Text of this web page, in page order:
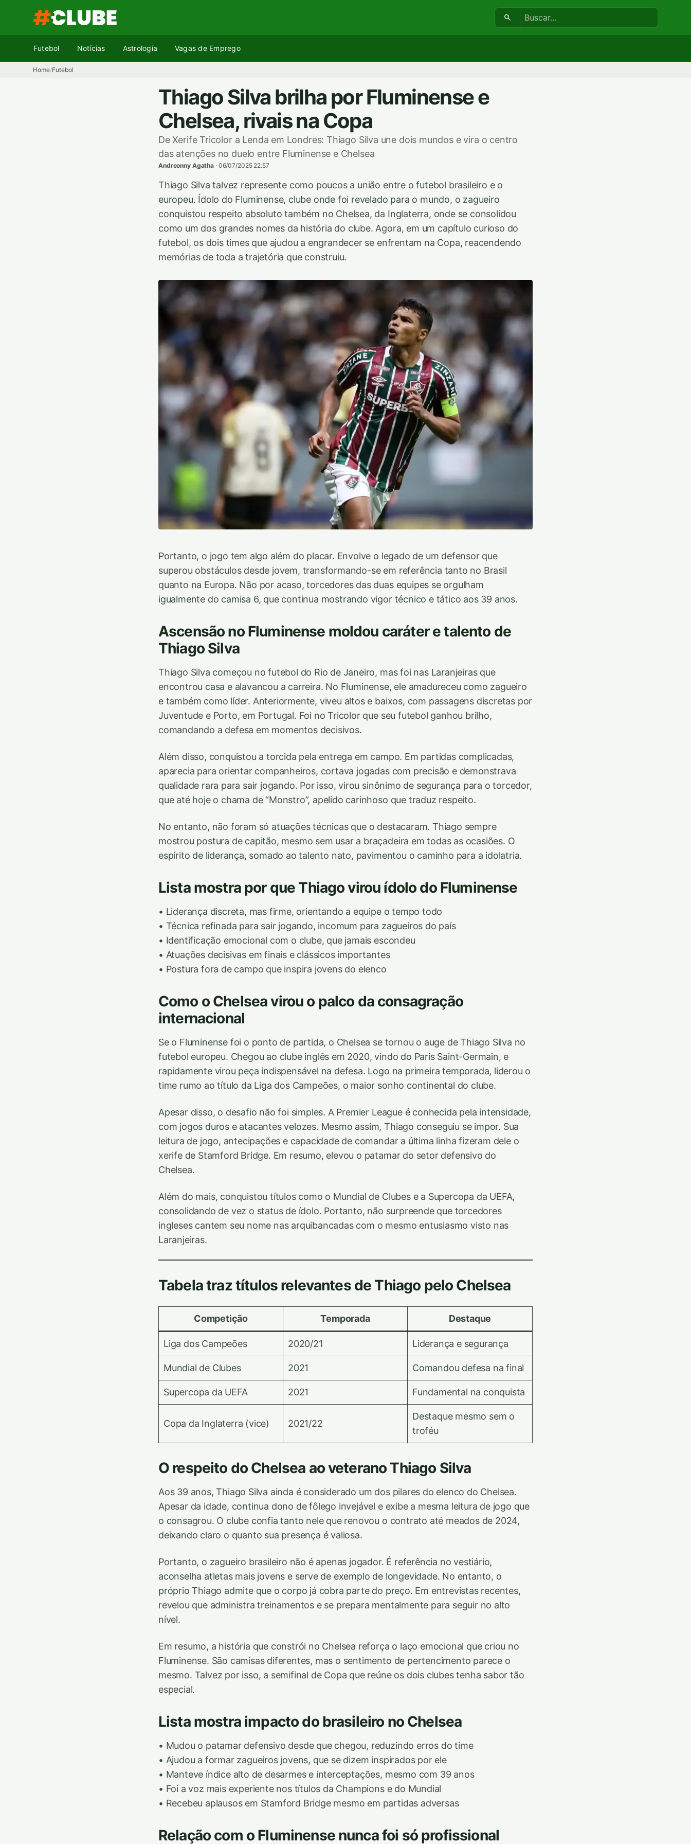
conteúdo
Buscar:
Futebol Notícias Astrologia Vagas de Emprego
Home/Futebol
Thiago Silva brilha por Fluminense e
Chelsea, rivais na Copa
De Xerife Tricolor a Lenda em Londres: Thiago Silva une dois mundos e vira o centro
das atenções no duelo entre Fluminense e Chelsea
Andreonny Agatha · 06/07/2025 22:57
Thiago Silva talvez represente como poucos a união entre o futebol brasileiro e o
europeu. Ídolo do Fluminense, clube onde foi revelado para o mundo, o zagueiro
conquistou respeito absoluto também no Chelsea, da Inglaterra, onde se consolidou
como um dos grandes nomes da história do clube. Agora, em um capítulo curioso do
futebol, os dois times que ajudou a engrandecer se enfrentam na Copa, reacendendo
memórias de toda a trajetória que construiu.
Portanto, o jogo tem algo além do placar. Envolve o legado de um defensor que
superou obstáculos desde jovem, transformando-se em referência tanto no Brasil
quanto na Europa. Não por acaso, torcedores das duas equipes se orgulham
igualmente do camisa 6, que continua mostrando vigor técnico e tático aos 39 anos.
Ascensão no Fluminense moldou caráter e talento de
Thiago Silva
Thiago Silva começou no futebol do Rio de Janeiro, mas foi nas Laranjeiras que
encontrou casa e alavancou a carreira. No Fluminense, ele amadureceu como zagueiro
e também como líder. Anteriormente, viveu altos e baixos, com passagens discretas por
Juventude e Porto, em Portugal. Foi no Tricolor que seu futebol ganhou brilho,
comandando a defesa em momentos decisivos.
Além disso, conquistou a torcida pela entrega em campo. Em partidas complicadas,
aparecia para orientar companheiros, cortava jogadas com precisão e demonstrava
qualidade rara para sair jogando. Por isso, virou sinônimo de segurança para o torcedor,
que até hoje o chama de “Monstro”, apelido carinhoso que traduz respeito.
No entanto, não foram só atuações técnicas que o destacaram. Thiago sempre
mostrou postura de capitão, mesmo sem usar a braçadeira em todas as ocasiões. O
espírito de liderança, somado ao talento nato, pavimentou o caminho para a idolatria.
Lista mostra por que Thiago virou ídolo do Fluminense
• Liderança discreta, mas firme, orientando a equipe o tempo todo
• Técnica refinada para sair jogando, incomum para zagueiros do país
• Identificação emocional com o clube, que jamais escondeu
• Atuações decisivas em finais e clássicos importantes
• Postura fora de campo que inspira jovens do elenco
Como o Chelsea virou o palco da consagração
internacional
Se o Fluminense foi o ponto de partida, o Chelsea se tornou o auge de Thiago Silva no
futebol europeu. Chegou ao clube inglês em 2020, vindo do Paris Saint-Germain, e
rapidamente virou peça indispensável na defesa. Logo na primeira temporada, liderou o
time rumo ao título da Liga dos Campeões, o maior sonho continental do clube.
Apesar disso, o desafio não foi simples. A Premier League é conhecida pela intensidade,
com jogos duros e atacantes velozes. Mesmo assim, Thiago conseguiu se impor. Sua
leitura de jogo, antecipações e capacidade de comandar a última linha fizeram dele o
xerife de Stamford Bridge. Em resumo, elevou o patamar do setor defensivo do
Chelsea.
Além do mais, conquistou títulos como o Mundial de Clubes e a Supercopa da UEFA,
consolidando de vez o status de ídolo. Portanto, não surpreende que torcedores
ingleses cantem seu nome nas arquibancadas com o mesmo entusiasmo visto nas
Laranjeiras.
Tabela traz títulos relevantes de Thiago pelo Chelsea
Competição Temporada Destaque
Liga dos Campeões 2020/21 Liderança e segurança
Mundial de Clubes 2021 Comandou defesa na final
Supercopa da UEFA 2021 Fundamental na conquista
Copa da Inglaterra (vice) 2021/22
Destaque mesmo sem o
troféu
O respeito do Chelsea ao veterano Thiago Silva
Aos 39 anos, Thiago Silva ainda é considerado um dos pilares do elenco do Chelsea.
Apesar da idade, continua dono de fôlego invejável e exibe a mesma leitura de jogo que
o consagrou. O clube confia tanto nele que renovou o contrato até meados de 2024,
deixando claro o quanto sua presença é valiosa.
Portanto, o zagueiro brasileiro não é apenas jogador. É referência no vestiário,
aconselha atletas mais jovens e serve de exemplo de longevidade. No entanto, o
próprio Thiago admite que o corpo já cobra parte do preço. Em entrevistas recentes,
revelou que administra treinamentos e se prepara mentalmente para seguir no alto
nível.
Em resumo, a história que constrói no Chelsea reforça o laço emocional que criou no
Fluminense. São camisas diferentes, mas o sentimento de pertencimento parece o
mesmo. Talvez por isso, a semifinal de Copa que reúne os dois clubes tenha sabor tão
especial.
Lista mostra impacto do brasileiro no Chelsea
• Mudou o patamar defensivo desde que chegou, reduzindo erros do time
• Ajudou a formar zagueiros jovens, que se dizem inspirados por ele
• Manteve índice alto de desarmes e interceptações, mesmo com 39 anos
• Foi a voz mais experiente nos títulos da Champions e do Mundial
• Recebeu aplausos em Stamford Bridge mesmo em partidas adversas
Relação com o Fluminense nunca foi só profissional